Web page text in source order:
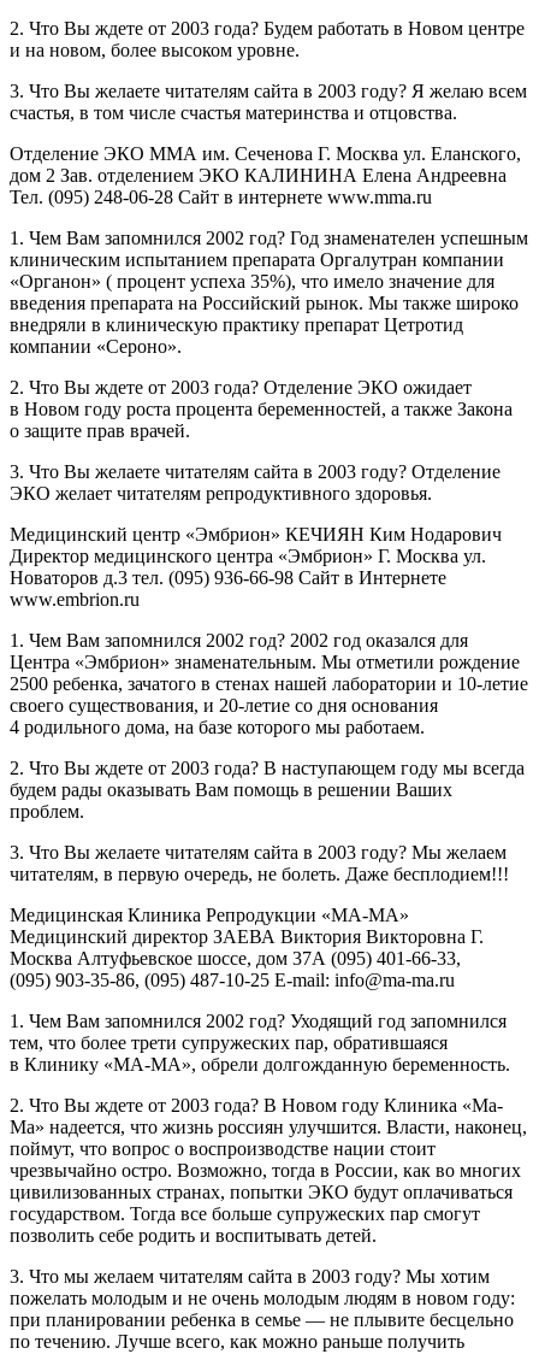
2. Что Вы ждете от 2003 года? Будем работать в Новом центре
и на новом, более высоком уровне.
3. Что Вы желаете читателям сайта в 2003 году? Я желаю всем
счастья, в том числе счастья материнства и отцовства.
Отделение ЭКО ММА им. Сеченова Г. Москва ул. Еланского,
дом 2 Зав. отделением ЭКО КАЛИНИНА Елена Андреевна
Тел. (095) 248-06-28 Cайт в интернете www.mma.ru
1. Чем Вам запомнился 2002 год? Год знаменателен успешным
клиническим испытанием препарата Оргалутран компании
«Органон» ( процент успеха 35%), что имело значение для
введения препарата на Российский рынок. Мы также широко
внедряли в клиническую практику препарат Цетротид
компании «Сероно».
2. Что Вы ждете от 2003 года? Отделение ЭКО ожидает
в Новом году роста процента беременностей, а также Закона
о защите прав врачей.
3. Что Вы желаете читателям сайта в 2003 году? Отделение
ЭКО желает читателям репродуктивного здоровья.
Медицинский центр «Эмбрион» КЕЧИЯН Ким Нодарович
Директор медицинского центра «Эмбрион» Г. Москва ул.
Новаторов д.3 тел. (095) 936-66-98 Сайт в Интернете
www.embrion.ru
1. Чем Вам запомнился 2002 год? 2002 год оказался для
Центра «Эмбрион» знаменательным. Мы отметили рождение
2500 ребенка, зачатого в стенах нашей лаборатории и 10-летие
своего существования, и 20-летие со дня основания
4 родильного дома, на базе которого мы работаем.
2. Что Вы ждете от 2003 года? В наступающем году мы всегда
будем рады оказывать Вам помощь в решении Ваших
проблем.
3. Что Вы желаете читателям сайта в 2003 году? Мы желаем
читателям, в первую очередь, не болеть. Даже бесплодием!!!
Медицинская Клиника Репродукции «МА-МА»
Медицинский директор ЗАЕВА Виктория Викторовна Г.
Москва Алтуфьевское шоссе, дом 37А (095) 401-66-33,
(095) 903-35-86, (095) 487-10-25 E-mail: info@ma-ma.ru
1. Чем Вам запомнился 2002 год? Уходящий год запомнился
тем, что более трети супружеских пар, обратившаяся
в Клинику «МА-МА», обрели долгожданную беременность.
2. Что Вы ждете от 2003 года? В Новом году Клиника «Ма-
Ма» надеется, что жизнь россиян улучшится. Власти, наконец,
поймут, что вопрос о воспроизводстве нации стоит
чрезвычайно остро. Возможно, тогда в России, как во многих
цивилизованных странах, попытки ЭКО будут оплачиваться
государством. Тогда все больше супружеских пар смогут
позволить себе родить и воспитывать детей.
3. Что мы желаем читателям сайта в 2003 году? Мы хотим
пожелать молодым и не очень молодым людям в новом году:
при планировании ребенка в семье — не плывите бесцельно
по течению. Лучше всего, как можно раньше получить